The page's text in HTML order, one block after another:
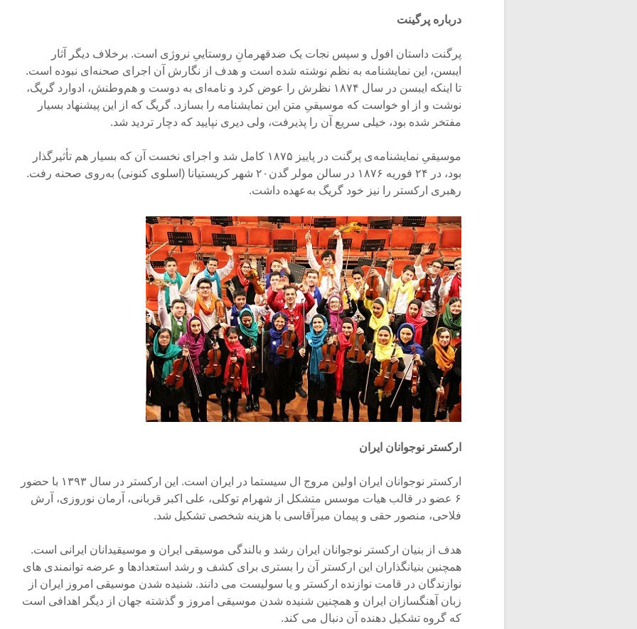
درباره پرگینت
پرگنت داستان افول و سپس نجات یک ضد‌قهرمانِ روستاییِ نروژی است. برخلاف دیگر آثار
ایبسن، این نمایشنامه به نظم نوشته شده است و هدف از نگارش آن اجرای صحنه‌ای نبوده است.
تا اینکه ایبسن در سال ۱۸۷۴ نظرش را عوض کرد و نامه‌ای به دوست و هم‌وطنش، ادوارد گریگ،
نوشت و از او خواست که موسیقیِ متن این نمایشنامه را بسازد. گریگ که از این پیشنهاد بسیار
مفتخر شده بود، خیلی سریع آن را پذیرفت، ولی دیری نپایید که دچار تردید شد.
موسیقیِ نمایشنامه‌ی پرگنت در پاییز ۱۸۷۵ کامل شد و اجرای نخست آن که بسیار هم تأثیرگذار
بود، در ۲۴ فوریه ۱۸۷۶ در سالن مولر گدن۲۰ شهر کریستیانا (اسلوی کنونی) به‌روی صحنه رفت.
رهبری ارکستر را نیز خود گریگ به‌عهده داشت.
ارکستر نوجوانان ایران
ارکستر نوجوانان ایران اولین مروج ال سیستما در ایران است. این ارکستر در سال ۱۳۹۳ با حضور
۶ عضو در قالب هیات موسس متشکل از شهرام توکلی، علی اکبر قربانی، آرمان نوروزی، آرش
فلاحی، منصور حقی و پیمان میرآقاسی با هزینه شخصی تشکیل شد.
هدف از بنیان ارکستر نوجوانان ایران رشد و بالندگی موسیقی ایران و موسیقیدانان ایرانی است.
همچنین بنیانگذاران این ارکستر آن را بستری برای کشف و رشد استعدادها و عرضه توانمندی های
نوازندگان در قامت نوازنده ارکستر و یا سولیست می دانند. شنیده شدن موسیقی امروز ایران از
زبان آهنگسازان ایران و همچنین شنیده شدن موسیقی امروز و گذشته جهان از دیگر اهدافی است
که گروه تشکیل دهنده آن دنبال می کند.